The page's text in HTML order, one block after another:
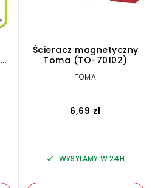
Ścieracz magnetyczny
Toma (TO-70102)
TOMA
6,69 zł
WYSYŁAMY W 24H